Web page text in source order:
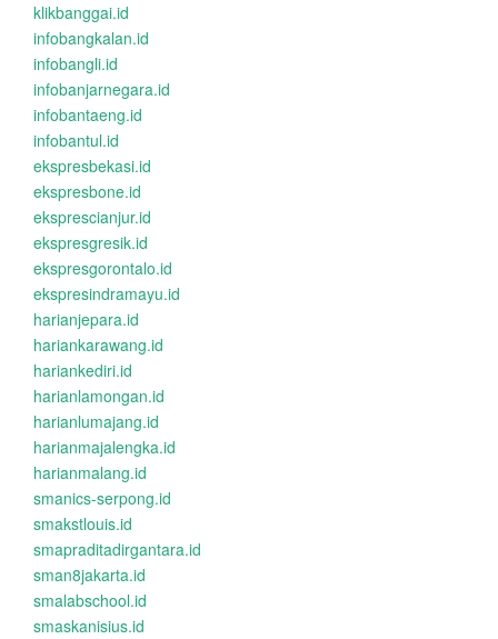
klikbanggai.id
infobangkalan.id
infobangli.id
infobanjarnegara.id
infobantaeng.id
infobantul.id
ekspresbekasi.id
ekspresbone.id
eksprescianjur.id
ekspresgresik.id
ekspresgorontalo.id
ekspresindramayu.id
harianjepara.id
hariankarawang.id
hariankediri.id
harianlamongan.id
harianlumajang.id
harianmajalengka.id
harianmalang.id
smanics-serpong.id
smakstlouis.id
smapraditadirgantara.id
sman8jakarta.id
smalabschool.id
smaskanisius.id